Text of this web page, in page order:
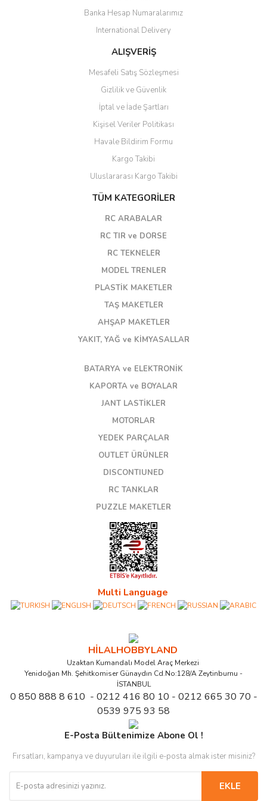
Banka Hesap Numaralarımız
International Delivery
ALIŞVERİŞ
Mesafeli Satış Sözleşmesi
Gizlilik ve Güvenlik
İptal ve İade Şartları
Kişisel Veriler Politikası
Havale Bildirim Formu
Kargo Takibi
Uluslararası Kargo Takibi
TÜM KATEGORİLER
RC ARABALAR
RC TIR ve DORSE
RC TEKNELER
MODEL TRENLER
PLASTİK MAKETLER
TAŞ MAKETLER
AHŞAP MAKETLER
YAKIT, YAĞ ve KİMYASALLAR
BATARYA ve ELEKTRONİK
KAPORTA ve BOYALAR
JANT LASTİKLER
MOTORLAR
YEDEK PARÇALAR
OUTLET ÜRÜNLER
DISCONTIUNED
RC TANKLAR
PUZZLE MAKETLER
Multi Language
HİLALHOBBYLAND
Uzaktan Kumandalı Model Araç Merkezi
Yenidoğan Mh. Şehitkomiser Günaydın Cd.No:128/A Zeytinburnu -
İSTANBUL
0 850 888 8 610 - 0212 416 80 10 - 0212 665 30 70 -
0539 975 93 58
E-Posta Bültenimize Abone Ol !
Fırsatları, kampanya ve duyuruları ile ilgili e-posta almak ister misiniz?
EKLE